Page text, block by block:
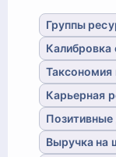
Группы
Карьерная
Выручка на